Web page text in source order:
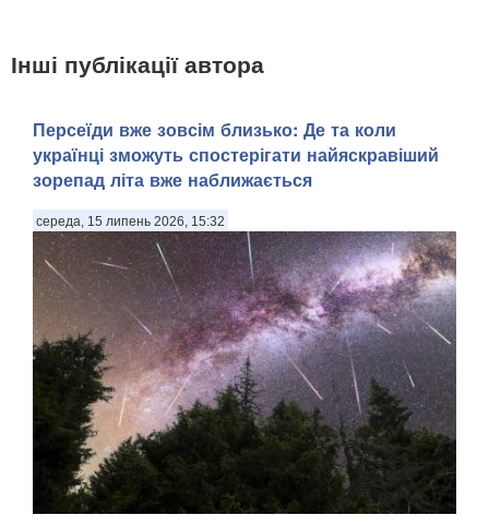
Інші публікації автора
Персеїди вже зовсім близько: Де та коли
українці зможуть спостерігати найяскравіший
зорепад літа вже наближається
середа, 15 липень 2026, 15:32